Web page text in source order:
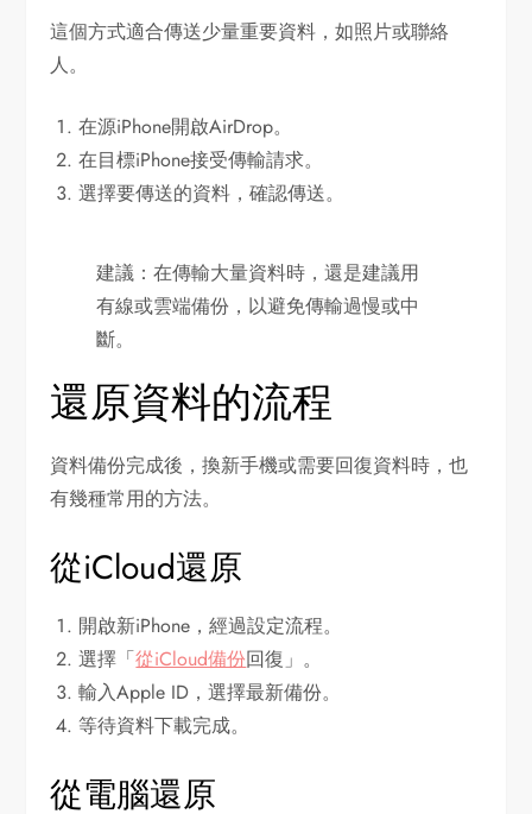
這個方式適合傳送少量重要資料，如照片或聯絡
人。
在源iPhone開啟AirDrop。
在目標iPhone接受傳輸請求。
選擇要傳送的資料，確認傳送。
建議：在傳輸大量資料時，還是建議用
有線或雲端備份，以避免傳輸過慢或中
斷。
還原資料的流程
資料備份完成後，換新手機或需要回復資料時，也
有幾種常用的方法。
從iCloud還原
開啟新iPhone，經過設定流程。
選擇「從iCloud備份回復」。
輸入Apple ID，選擇最新備份。
等待資料下載完成。
從電腦還原